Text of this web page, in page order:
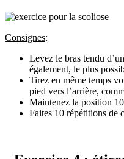
Consignes:
Levez le bras tendu
également, le plus
Tirez en même temps
pied vers l’arrière,
Maintenez la position
Faites 10 répétitions de